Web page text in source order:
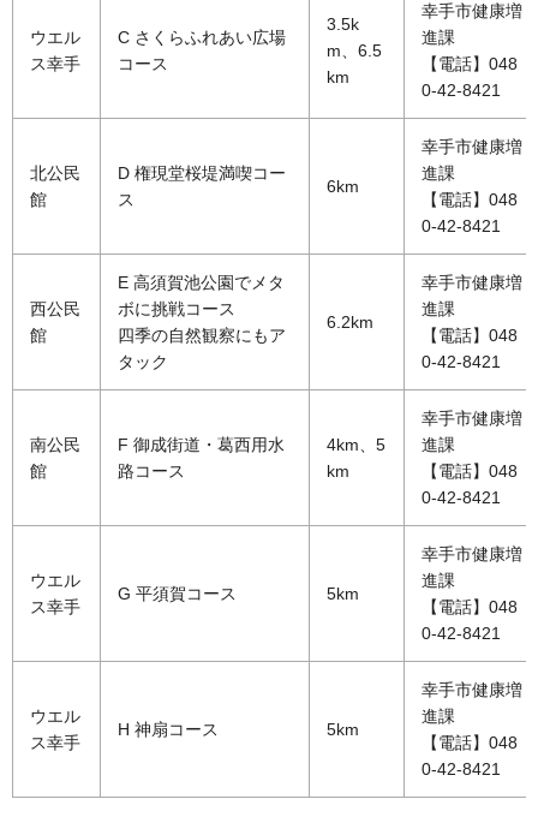
ウエル
ス幸手
C さくらふれあい広場
コース
3.5k
m、6.5
km
幸手市健康増
進課
【電話】048
0-42-8421
北公民
館
D 権現堂桜堤満喫コー
ス
6km
幸手市健康増
進課
【電話】048
0-42-8421
西公民
館
E 高須賀池公園でメタ
ボに挑戦コース
四季の自然観察にもア
タック
6.2km
幸手市健康増
進課
【電話】048
0-42-8421
南公民
館
F 御成街道・葛西用水
路コース
4km、5
km
幸手市健康増
進課
【電話】048
0-42-8421
ウエル
ス幸手
G 平須賀コース 5km
幸手市健康増
進課
【電話】048
0-42-8421
ウエル
ス幸手
H 神扇コース 5km
幸手市健康増
進課
【電話】048
0-42-8421